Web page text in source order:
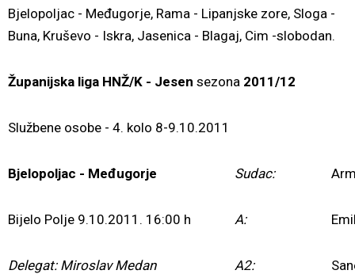
Bjelopoljac - Međugorje, Rama - Lipanjske zore, Sloga -
Buna, Kruševo - Iskra, Jasenica - Blagaj, Cim -slobodan.
Županijska liga HNŽ/K - Jesen sezona 2011/12
Službene osobe - 4. kolo 8-9.10.2011
Bjelopoljac - Međugorje Sudac:
Bijelo Polje 9.10.2011. 16:00 h A:
Delegat: Miroslav Medan A2: